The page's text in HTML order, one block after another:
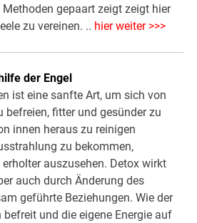
gepaart zeigt zeigt hier
zu vereinen. .. hier weiter >>>
der Engel
ist eine sanfte Art, um sich von
befreien, fitter und gesünder zu
innen heraus zu reinigen
zu bekommen,
auszusehen. Detox wirkt
auch durch Änderung des
geführte Beziehungen. Wie der
befreit und die eigene Energie auf